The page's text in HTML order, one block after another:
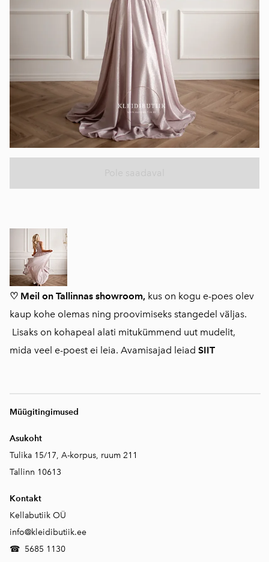
♡ Meil on Tallinnas showroom, kus on kogu e-poes olev
kaup kohe olemas ning proovimiseks stangedel väljas.
Lisaks on kohapeal alati mitukümmend uut mudelit,
mida veel e-poest ei leia. Avamisajad leiad SIIT
Müügitingimused
Asukoht
Tulika 15/17, A-korpus, ruum 211
Tallinn 10613
Kontakt
Kellabutiik OÜ
info@kleidibutiik.ee
☎ 5685 1130